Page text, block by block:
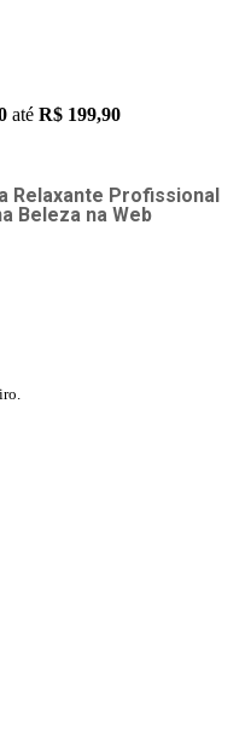
até R$ 199,90
Relaxante Profissional
Beleza na Web